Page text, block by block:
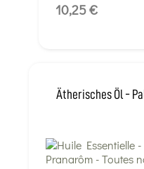
10,25 €
Ätherisches Öl -